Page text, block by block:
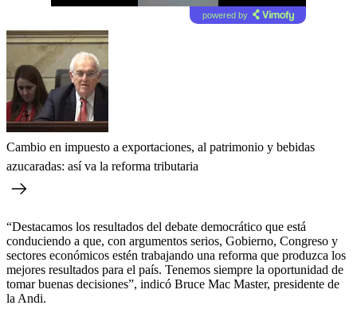
powered by
Cambio en impuesto a exportaciones, al patrimonio y bebidas
azucaradas: así va la reforma tributaria
“Destacamos los resultados del debate democrático que está
conduciendo a que, con argumentos serios, Gobierno, Congreso y
sectores económicos estén trabajando una reforma que produzca los
mejores resultados para el país. Tenemos siempre la oportunidad de
tomar buenas decisiones”, indicó Bruce Mac Master, presidente de
la Andi.